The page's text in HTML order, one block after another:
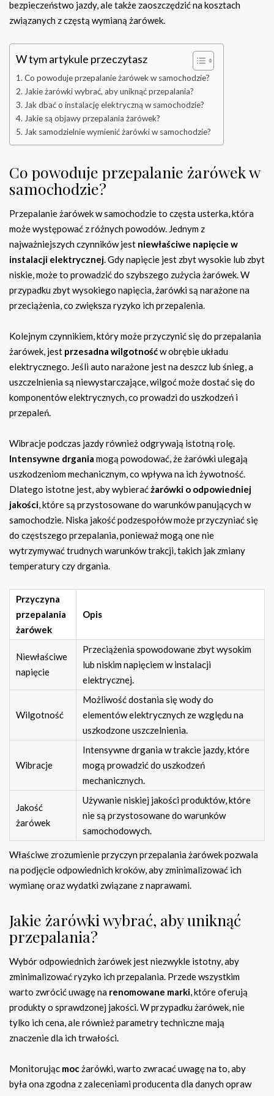
bezpieczeństwo jazdy, ale także zaoszczędzić na kosztach
związanych z częstą wymianą żarówek.
W tym artykule przeczytasz
Co powoduje przepalanie żarówek w samochodzie?
Jakie żarówki wybrać, aby uniknąć przepalania?
Jak dbać o instalację elektryczną w samochodzie?
Jakie są objawy przepalania żarówek?
Jak samodzielnie wymienić żarówki w samochodzie?
Co powoduje przepalanie żarówek w
samochodzie?
Przepalanie żarówek w samochodzie to częsta usterka, która
może występować z różnych powodów. Jednym z
najważniejszych czynników jest niewłaściwe napięcie w
instalacji elektrycznej. Gdy napięcie jest zbyt wysokie lub zbyt
niskie, może to prowadzić do szybszego zużycia żarówek. W
przypadku zbyt wysokiego napięcia, żarówki są narażone na
przeciążenia, co zwiększa ryzyko ich przepalenia.
Kolejnym czynnikiem, który może przyczynić się do przepalania
żarówek, jest przesadna wilgotnośćw obrębie układu
elektrycznego. Jeśli auto narażone jest na deszcz lub śnieg, a
uszczelnienia są niewystarczające, wilgoć może dostać się do
komponentów elektrycznych, co prowadzi do uszkodzeń i
przepaleń.
Wibracje podczas jazdy również odgrywają istotną rolę.
Intensywne drgania mogą powodować, że żarówki ulegają
uszkodzeniom mechanicznym, co wpływa na ich żywotność.
Dlatego istotne jest, aby wybieraćżarówki o odpowiedniej
jakości, które są przystosowane do warunków panujących w
samochodzie. Niska jakość podzespołów może przyczyniać się
do częstszego przepalania, ponieważ mogą one nie
wytrzymywać trudnych warunków trakcji, takich jak zmiany
temperatury czy drgania.
Przyczyna
przepalania
żarówek
Opis
Niewłaściwe
napięcie
Przeciążenia spowodowane zbyt wysokim
lub niskim napięciem w instalacji
elektrycznej.
Wilgotność
Możliwość dostania się wody do
elementów elektrycznych ze względu na
uszkodzone uszczelnienia.
Wibracje
Intensywne drgania w trakcie jazdy, które
mogą prowadzić do uszkodzeń
mechanicznych.
Jakość
żarówek
Używanie niskiej jakości produktów, które
nie są przystosowane do warunków
samochodowych.
Właściwe zrozumienie przyczyn przepalania żarówek pozwala
na podjęcie odpowiednich kroków, aby zminimalizować ich
wymianę oraz wydatki związane z naprawami.
Jakie żarówki wybrać, aby uniknąć
przepalania?
Wybór odpowiednich żarówek jest niezwykle istotny, aby
zminimalizować ryzyko ich przepalania. Przede wszystkim
warto zwrócić uwagę na renomowane marki, które oferują
produkty o sprawdzonej jakości. W przypadku żarówek, nie
tylko ich cena, ale również parametry techniczne mają
znaczenie dla ich trwałości.
Monitorując mocżarówki, warto zwracać uwagę na to, aby
była ona zgodna z zaleceniami producenta dla danych opraw